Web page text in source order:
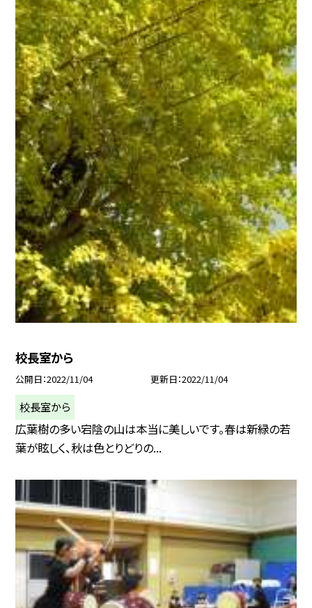
校長室から
公開日 2022/11/04 更新日 2022/11/04
校長室から
広葉樹の多い宕陰の山は本当に美しいです。春は新緑の若
葉が眩しく、秋は色とりどりの...